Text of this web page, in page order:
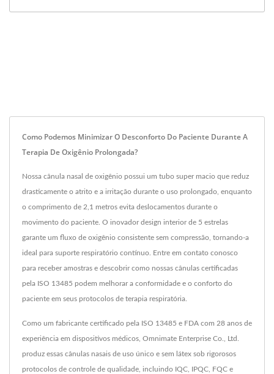
Como Podemos Minimizar O Desconforto Do Paciente Durante A
Terapia De Oxigênio Prolongada?
Nossa cânula nasal de oxigênio possui um tubo super macio que reduz
drasticamente o atrito e a irritação durante o uso prolongado, enquanto
o comprimento de 2,1 metros evita deslocamentos durante o
movimento do paciente. O inovador design interior de 5 estrelas
garante um fluxo de oxigênio consistente sem compressão, tornando-a
ideal para suporte respiratório contínuo. Entre em contato conosco
para receber amostras e descobrir como nossas cânulas certificadas
pela ISO 13485 podem melhorar a conformidade e o conforto do
paciente em seus protocolos de terapia respiratória.
Como um fabricante certificado pela ISO 13485 e FDA com 28 anos de
experiência em dispositivos médicos, Omnimate Enterprise Co., Ltd.
produz essas cânulas nasais de uso único e sem látex sob rigorosos
protocolos de controle de qualidade, incluindo IQC, IPQC, FQC e